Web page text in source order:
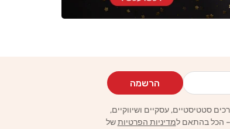
הרשמה
מדיניות הפרטיותשל